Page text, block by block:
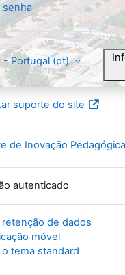
senha
- Portugal ‎(pt)‎
suporte do site
de Inovação Pedagógica
autenticado
retenção de dados
móvel
tema standard